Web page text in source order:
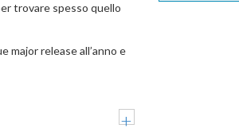
trovare spesso quello
release all’anno e
+